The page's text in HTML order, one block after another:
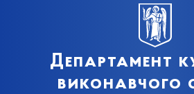
Департамент
виконавчого